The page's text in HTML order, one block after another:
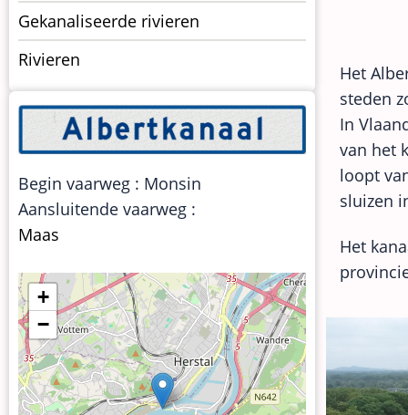
Het
steden
In
van het
loopt
sluizen
Het
Gekanaliseerde rivieren
Rivieren
Begin vaarweg : Monsin
Aansluitende vaarweg :
Maas
+
−